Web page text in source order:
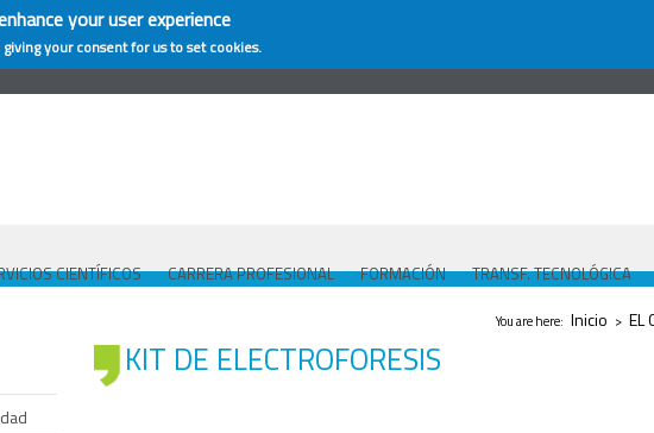
your user experience
your consent for us to set cookies.
CIENTÍFICOS CARRERA PROFESIONAL FORMACIÓN TRANSF. TECNOLÓGICA
Se encuentra
You are here: Inicio > EL
KIT DE ELECTROFORESIS